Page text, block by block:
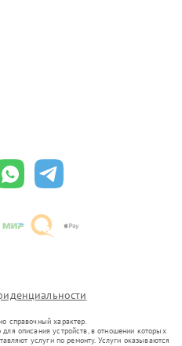
справочный характер.
описания устройств, в отношении которых
услуги по ремонту. Услуги оказываются